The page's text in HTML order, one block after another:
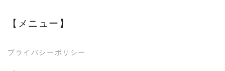
【メニュー】
プライバシーポリシー